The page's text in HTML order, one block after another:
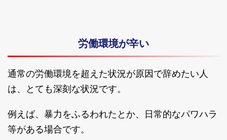
労働環境が辛い
通常の労働環境を超えた状況が原因で辞めたい人
は、とても深刻な状況です。
例えば、暴力をふるわれたとか、日常的なパワハラ
等がある場合です。